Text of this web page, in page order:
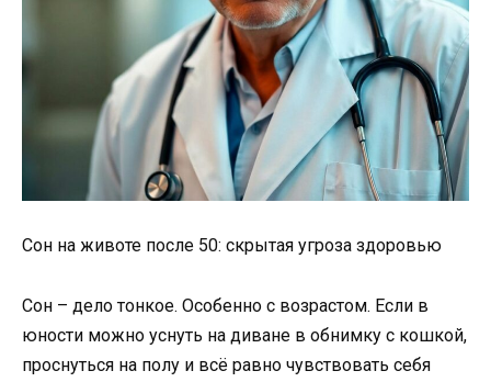
Сон на животе после 50: скрытая угроза здоровью
Сон – дело тонкое. Особенно с возрастом. Если в
юности можно уснуть на диване в обнимку с кошкой,
проснуться на полу и всё равно чувствовать себя